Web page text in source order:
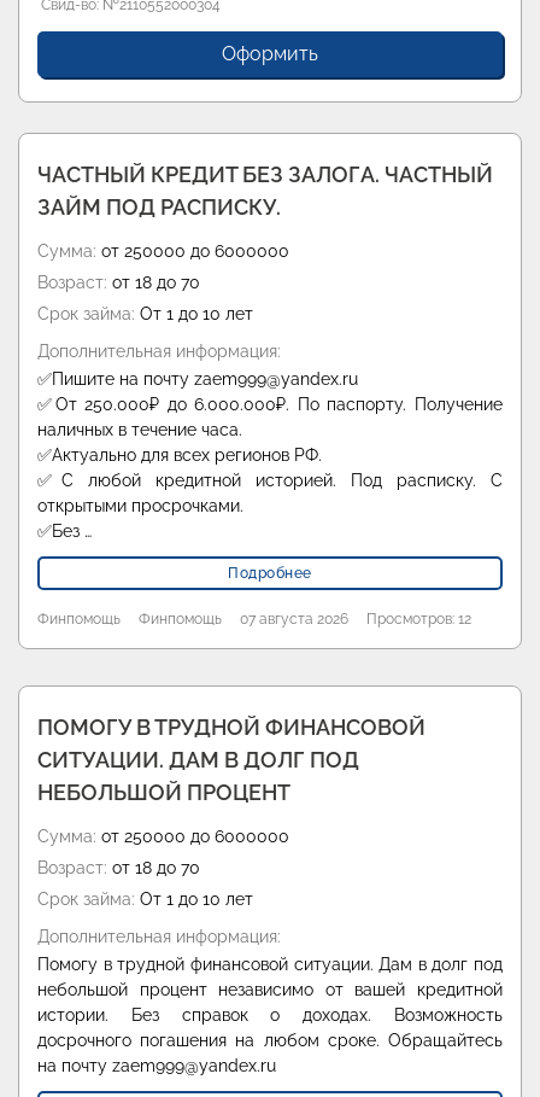
Свид-во: №2110573000002
Оформить
ЧАСТНЫЙ КРЕДИТ БЕЗ ЗАЛОГА. ЧАСТНЫЙ
ЗАЙМ ПОД РАСПИСКУ.
Сумма: от 250000 до 6000000
Возраст: от 18 до 70
Срок займа: От 1 до 10 лет
Дополнительная информация:
✅Пишите на почту zaem999@yandex.ru
✅От 250.000₽ до 6.000.000₽. По паспорту. Получение
наличных в течение часа.
✅Актуально для всех регионов РФ.
✅С любой кредитной историей. Под расписку. С
открытыми просрочками.
✅Без …
Подробнее
Финпомощь Финпомощь 07 августа 2026 Просмотров: 12
ПОМОГУ В ТРУДНОЙ ФИНАНСОВОЙ
СИТУАЦИИ. ДАМ В ДОЛГ ПОД
НЕБОЛЬШОЙ ПРОЦЕНТ
Сумма: от 250000 до 6000000
Возраст: от 18 до 70
Срок займа: От 1 до 10 лет
Дополнительная информация:
Помогу в трудной финансовой ситуации. Дам в долг под
небольшой процент независимо от вашей кредитной
истории. Без справок о доходах. Возможность
досрочного погашения на любом сроке. Обращайтесь
на почту zaem999@yandex.ru